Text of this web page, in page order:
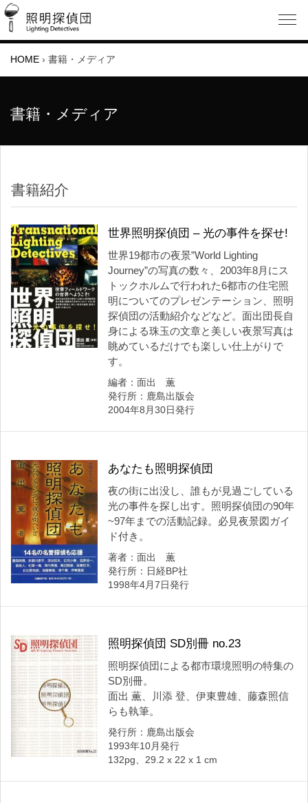
HOME › 書籍・メディア
書籍・メディア
書籍紹介
世界照明探偵団 – 光の事件を探せ!
世界19都市の夜景”World Lighting
Journey”の写真の数々、2003年8月にス
トックホルムで行われた6都市の住宅照
明についてのプレゼンテーション、照明
探偵団の活動紹介などなど。面出団長自
身による珠玉の文章と美しい夜景写真は
眺めているだけでも楽しい仕上がりで
す。
編者：面出 薫
発行所：鹿島出版会
2004年8月30日発行
あなたも照明探偵団
夜の街に出没し、誰もが見過ごしている
光の事件を探し出す。照明探偵団の90年
~97年までの活動記録。必見夜景図ガイ
ド付き。
著者：面出 薫
発行所：日経BP社
1998年4月7日発行
照明探偵団 SD別冊 no.23
照明探偵団による都市環境照明の特集の
SD別冊。
面出 薫、川添 登、伊東豊雄、藤森照信
らも執筆。
発行所：鹿島出版会
1993年10月発行
132pg、29.2 x 22 x 1 cm